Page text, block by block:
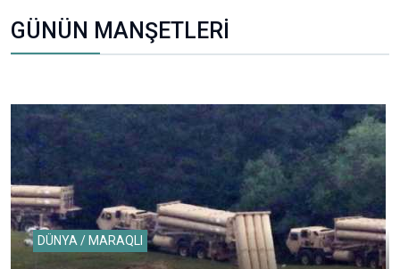
GÜNÜN MANŞETLERİ
DÜNYA / MARAQLI